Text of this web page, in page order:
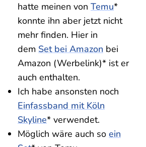
hatte meinen von Temu*
konnte ihn aber jetzt nicht
mehr finden. Hier in
dem Set bei Amazon bei
Amazon (Werbelink)* ist er
auch enthalten.
Ich habe ansonsten noch
Einfassband mit Köln
Skyline* verwendet.
Möglich wäre auch so ein